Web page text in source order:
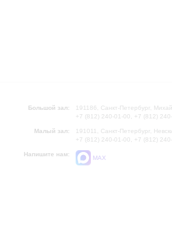
Большой зал:
191186, Санкт-Петербург,
+7 (812) 240-01-00, +7 (812)
Малый зал:
191011, Санкт-Петербург,
+7 (812) 240-01-00, +7 (812)
Напишите нам:
MAX